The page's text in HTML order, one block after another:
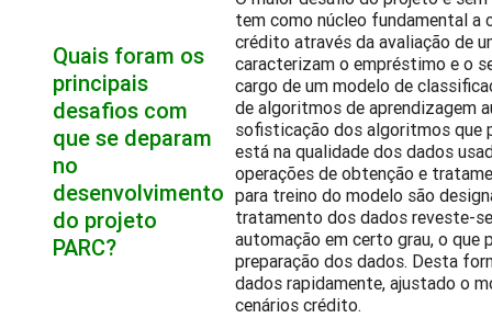
Quais foram os
principais
desafios com
que se deparam
no
desenvolvimento
do projeto
PARC?
tem como núcleo fundamental a
crédito através da avaliação de
caracterizam o empréstimo e o
cargo de um modelo de
de algoritmos de aprendizagem
sofisticação dos algoritmos que
está na qualidade dos dados
operações de obtenção e
para treino do modelo são
tratamento dos dados reveste-
automação em certo grau, o que
preparação dos dados. Desta
dados rapidamente, ajustado o
cenários crédito.